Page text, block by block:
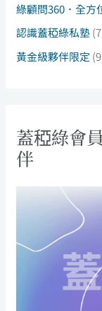
綠顧問360．全方
認識蓋稏綠私塾
黃金級夥伴限定
蓋稏綠會
伴